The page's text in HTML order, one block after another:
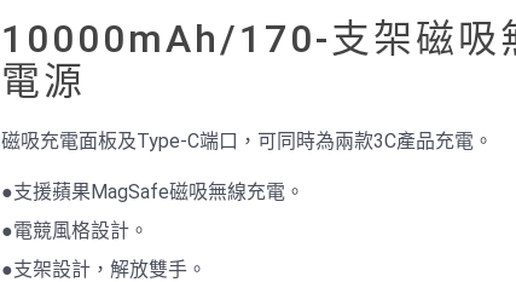
10000mAh/170-支架磁吸
電源
磁吸充電面板及Type-C端口，可同時為兩款3C產品充電。
●支援蘋果MagSafe磁吸無線充電。
●電競風格設計。
●支架設計，解放雙手。